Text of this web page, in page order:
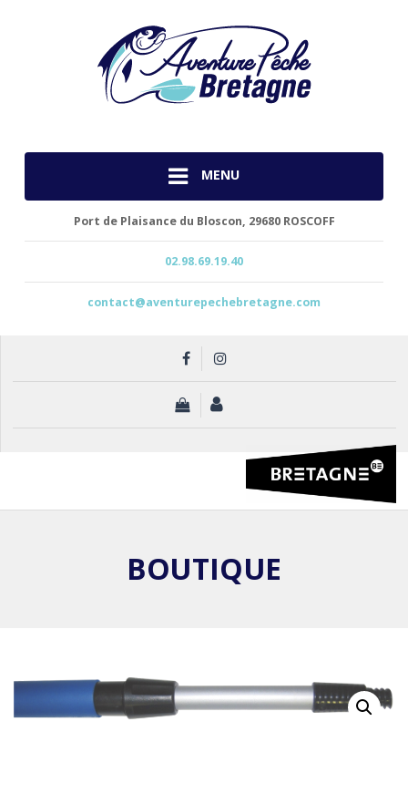
MENU
Port de Plaisance du Bloscon, 29680 ROSCOFF
02.98.69.19.40
contact@aventurepechebretagne.com
BOUTIQUE